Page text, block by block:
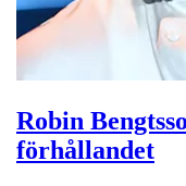
Robin
förhållandet